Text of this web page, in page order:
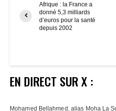
Afrique : la France a
donné 5,3 milliards
d’euros pour la santé
depuis 2002
EN DIRECT SUR X :